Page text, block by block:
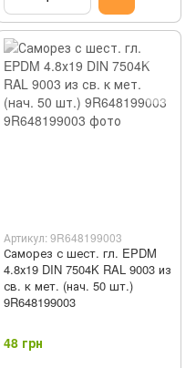
Артикул: 9R648199003
Саморез с шест. гл. EPDM
4.8х19 DIN 7504K RAL 9003 из
св. к мет. (нач. 50 шт.)
9R648199003
48 грн